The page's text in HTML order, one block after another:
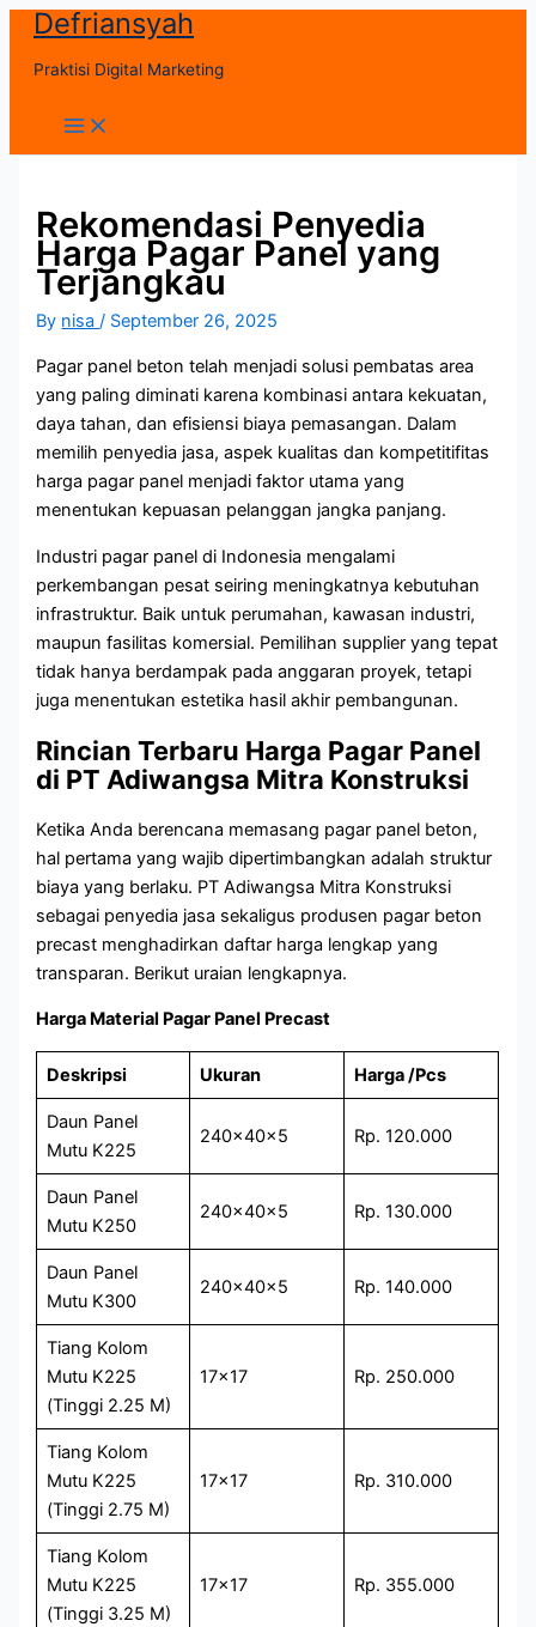
Skip
content
Defriansyah
Praktisi Digital Marketing
Main
Menu
Rekomendasi Penyedia
Harga Pagar Panel yang
Terjangkau
By nisa/ September 26, 2025
Pagar panel beton telah menjadi solusi pembatas area
yang paling diminati karena kombinasi antara kekuatan,
daya tahan, dan efisiensi biaya pemasangan. Dalam
memilih penyedia jasa, aspek kualitas dan kompetitifitas
harga pagar panel menjadi faktor utama yang
menentukan kepuasan pelanggan jangka panjang.
Industri pagar panel di Indonesia mengalami
perkembangan pesat seiring meningkatnya kebutuhan
infrastruktur. Baik untuk perumahan, kawasan industri,
maupun fasilitas komersial. Pemilihan supplier yang tepat
tidak hanya berdampak pada anggaran proyek, tetapi
juga menentukan estetika hasil akhir pembangunan.
Rincian Terbaru Harga Pagar Panel
di PT Adiwangsa Mitra Konstruksi
Ketika Anda berencana memasang pagar panel beton,
hal pertama yang wajib dipertimbangkan adalah struktur
biaya yang berlaku. PT Adiwangsa Mitra Konstruksi
sebagai penyedia jasa sekaligus produsen pagar beton
precast menghadirkan daftar harga lengkap yang
transparan. Berikut uraian lengkapnya.
Harga Material Pagar Panel Precast
Deskripsi Ukuran Harga /Pcs
Daun Panel
Mutu K225
240x40x5 Rp. 120.000
Daun Panel
Mutu K250
240x40x5 Rp. 130.000
Daun Panel
Mutu K300
240x40x5 Rp. 140.000
Tiang Kolom
Mutu K225
(Tinggi 2.25 M)
17×17 Rp. 250.000
Tiang Kolom
Mutu K225
(Tinggi 2.75 M)
17×17 Rp. 310.000
Tiang Kolom
Mutu K225
(Tinggi 3.25 M)
17×17 Rp. 355.000